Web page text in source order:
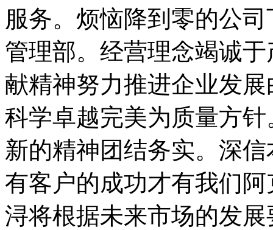
服务。烦恼降到零的公
管理部。经营理念竭诚
献精神努力推进企业发
科学卓越完美为质量方
新的精神团结务实。深
有客户的成功才有我们
浔将根据未来市场的发